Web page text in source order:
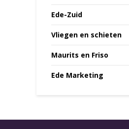
Ede-Zuid
Vliegen en schieten
Maurits en Friso
Ede Marketing